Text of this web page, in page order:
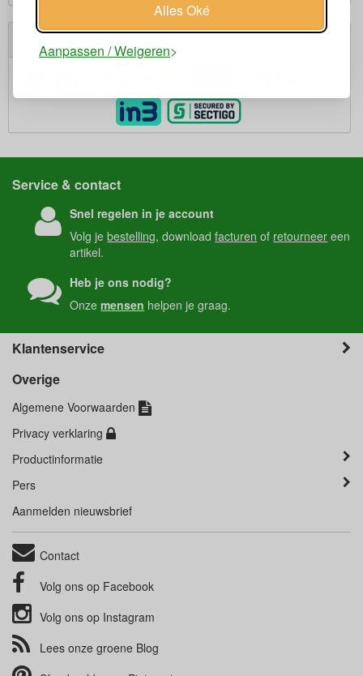
Alles Oké
Aanpassen / Weigeren
Service & contact
Snel regelen in je account
Volg jebestelling, downloadfacturen of retourneer een
artikel.
Heb je ons nodig?
Onzemensen helpen je graag.
Klantenservice
Overige
Algemene Voorwaarden
Privacy verklaring
Productinformatie
Pers
Aanmelden nieuwsbrief
Contact
Volg ons op Facebook
Volg ons op Instagram
Lees onze groene Blog